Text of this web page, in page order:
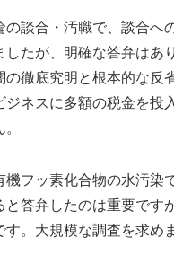
の談合・汚職で、談合へ
したが、明確な答弁はあ
の徹底究明と根本的な反
ジネスに多額の税金を投
機フッ素化合物の水汚染
と答弁したのは重要です
す。大規模な調査を求め